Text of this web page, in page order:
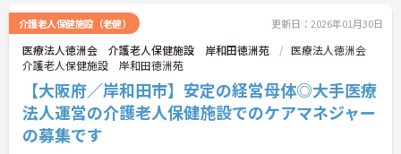
介護老人保健施設（老健） 更新日：2026年01月30日
医療法人徳洲会 介護老人保健施設 岸和田徳洲苑
医療法人徳洲会
介護老人保健施設 岸和田徳洲苑
【大阪府／岸和田市】安定の経営母体◎大手医療
法人運営の介護老人保健施設でのケアマネジャー
の募集です